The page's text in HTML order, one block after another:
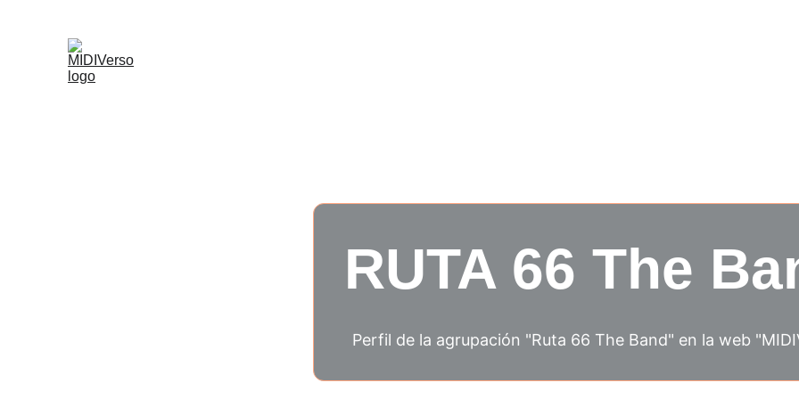
RUTA 66 The
Perfil de la agrupación "Ruta 66 The Band" en la web